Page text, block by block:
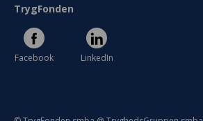
TrygFonden
Facebook LinkedIn